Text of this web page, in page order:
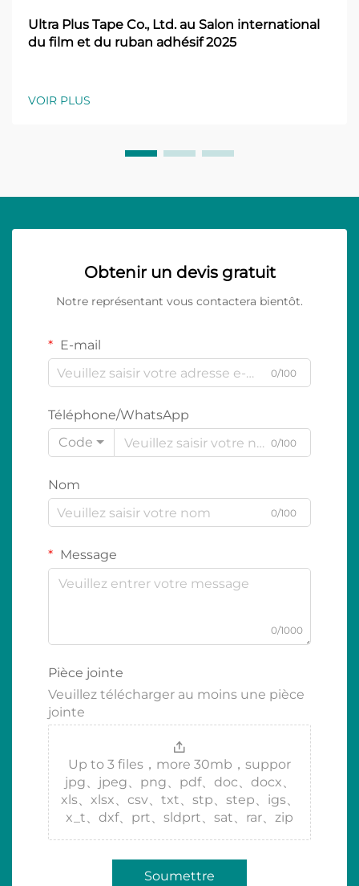
Ultra Plus Tape Co., Ltd. au Salon international
du film et du ruban adhésif 2025
VOIR PLUS
Obtenir un devis gratuit
Notre représentant vous contactera bientôt.
E-mail
0/100
Téléphone/WhatsApp
Code
0/100
Nom
0/100
Message
0/1000
Pièce jointe
Veuillez télécharger au moins une pièce
jointe
Up to 3 files，more 30mb，suppor
jpg、jpeg、png、pdf、doc、docx、
xls、xlsx、csv、txt、stp、step、igs、
x_t、dxf、prt、sldprt、sat、rar、zip
Soumettre